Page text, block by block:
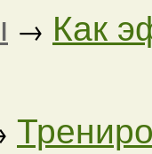
→ Как